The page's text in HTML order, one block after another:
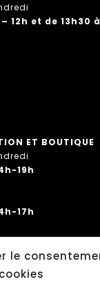
le
12h et de 13h30 à
ET BOUTIQUE
19h
17h